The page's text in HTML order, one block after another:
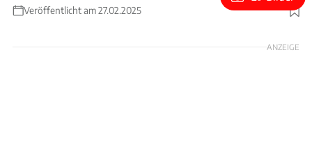
Veröffentlicht am 27.02.2025
Foto: Rossen Gargolov
ANZEIGE